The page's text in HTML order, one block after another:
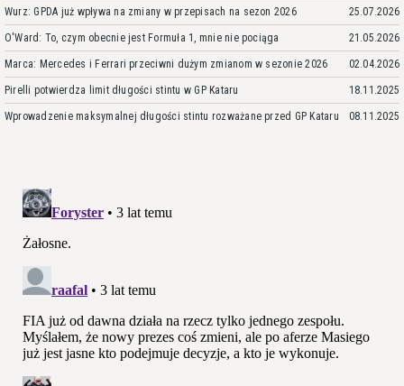
Wurz: GPDA już wpływa na zmiany w przepisach na sezon 2026 25.07.2026
O'Ward: To, czym obecnie jest Formuła 1, mnie nie pociąga 21.05.2026
Marca: Mercedes i Ferrari przeciwni dużym zmianom w sezonie 2026 02.04.2026
Pirelli potwierdza limit długości stintu w GP Kataru 18.11.2025
Wprowadzenie maksymalnej długości stintu rozważane przed GP Kataru 08.11.2025